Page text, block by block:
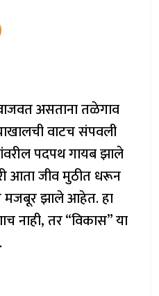
असताना तळेगाव
वाटच संपवली
पदपथ गायब झाले
आता जीव मुठीत धरून
मजबूर झाले आहेत. हा
नाही, तर “विकास” या